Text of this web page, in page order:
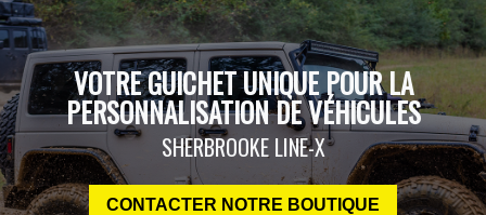
VOTRE GUICHET UNIQUE POUR LA
PERSONNALISATION DE VÉHICULES
SHERBROOKE LINE-X
CONTACTER NOTRE BOUTIQUE